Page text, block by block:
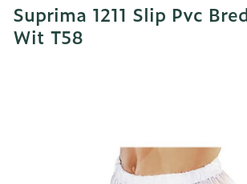
Suprima 1211 Slip Pvc
Wit T58